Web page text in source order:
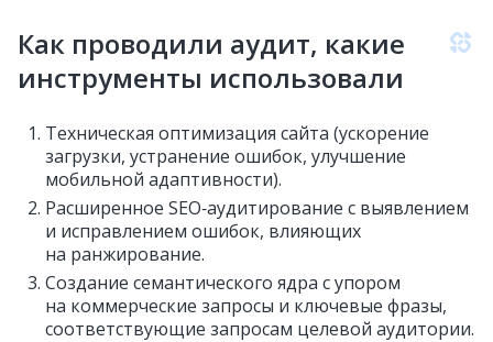
Как проводили аудит, какие
инструменты использовали
Техническая оптимизация сайта (ускорение
загрузки, устранение ошибок, улучшение
мобильной адаптивности).
Расширенное SEO‑аудитирование с выявлением
и исправлением ошибок, влияющих
на ранжирование.
Создание семантического ядра с упором
на коммерческие запросы и ключевые фразы,
соответствующие запросам целевой аудитории.